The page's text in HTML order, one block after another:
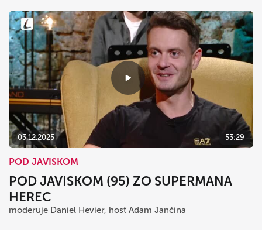
03.12.2025 53:29
POD JAVISKOM
POD JAVISKOM (95) ZO SUPERMANA
HEREC
moderuje Daniel Hevier, hosť Adam Jančina